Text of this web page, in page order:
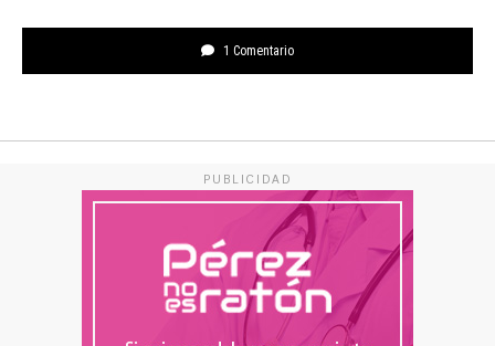
1 Comentario
PUBLICIDAD